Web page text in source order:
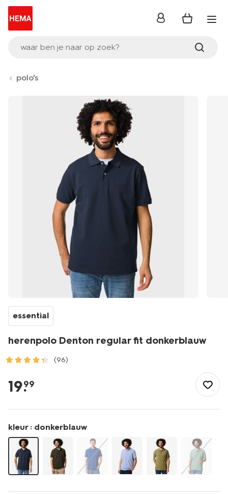
waar ben je naar op zoek?
inloggen
polo's
essential
herenpolo Denton regular fit donkerblauw
(96)
denton-
regular-
donkerblauw-
2140340DARKBLUE.html
19.
99
kleur : donkerblauw